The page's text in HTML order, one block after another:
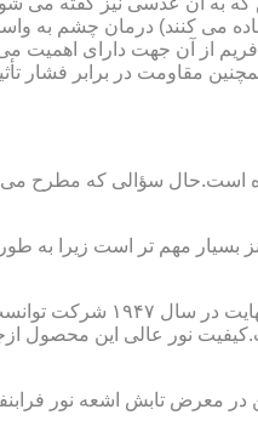
می کنند) درمان چشم به
از آن جهت دارای
مقاومت در برابر فشار
است.حال سؤالی که مطرح
بسیار مهم تر است زیرا به
در قدیم از عدسی شیشه ای استفاده می شد،اما شیشه
نور عالی این محصول